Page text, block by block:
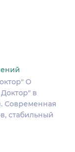
О
в
Современная
стабильный